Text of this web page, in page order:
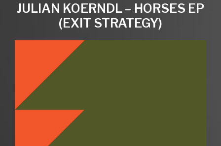
JULIAN KOERNDL – HORSES EP
(EXIT STRATEGY)